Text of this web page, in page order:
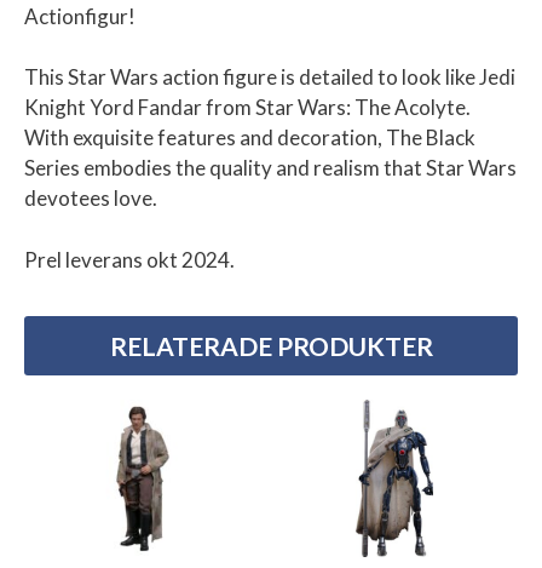
Actionfigur!
This Star Wars action figure is detailed to look like Jedi
Knight Yord Fandar from Star Wars: The Acolyte.
With exquisite features and decoration, The Black
Series embodies the quality and realism that Star Wars
devotees love.
Prel leverans okt 2024.
RELATERADE PRODUKTER